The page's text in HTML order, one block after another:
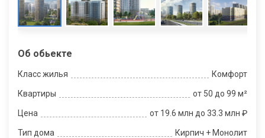
Об обьекте
Класс жилья Комфорт
Квартиры от 50 до 99 м²
Цена от 19.6 млн до 33.3 млн ₽
Тип дома Кирпич + Монолит